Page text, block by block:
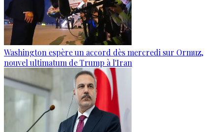
Washington espère un accord dès mercredi sur Ormuz,
nouvel ultimatum de Trump à l'Iran